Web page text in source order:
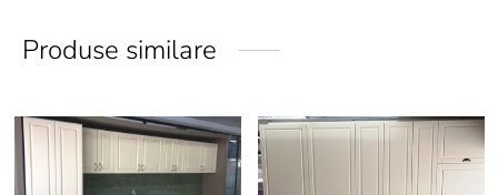
Produse similare